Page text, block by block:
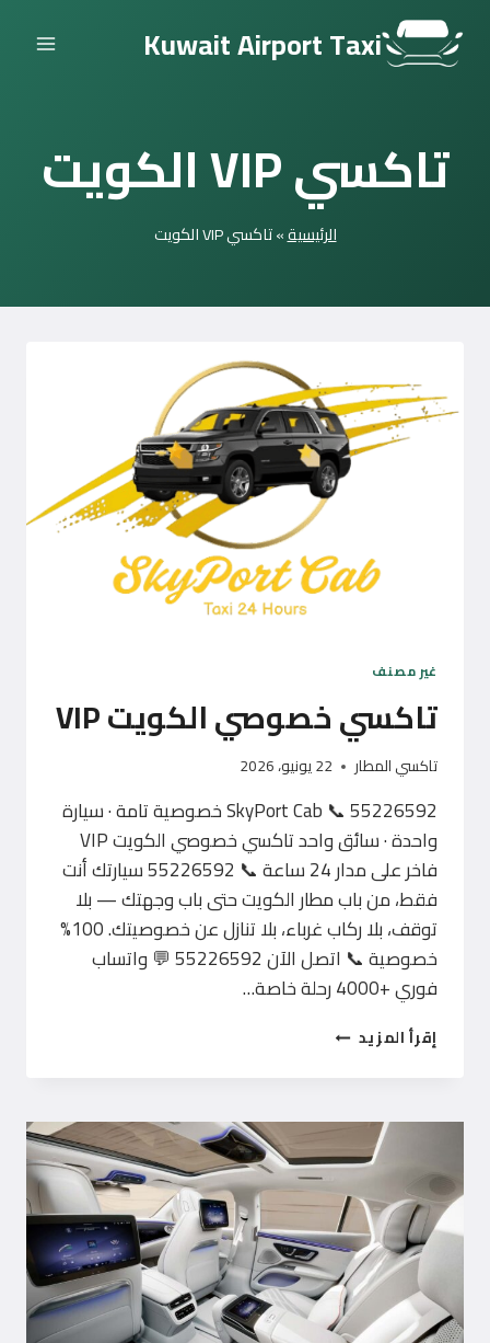
التجاوز
المحتوى
Kuwait Airport Taxi
تاكسي VIP الكويت
الرئيسية»تاكسي VIP الكويت
غير مصنف
تاكسي خصوصي الكويت VIP
تاكسي المطار 22 يونيو، 2026
SkyPort Cab 📞 55226592 خصوصية تامة · سيارة
واحدة · سائق واحد تاكسي خصوصي الكويت VIP
فاخر على مدار 24 ساعة 📞 55226592 سيارتك أنت
فقط، من باب مطار الكويت حتى باب وجهتك — بلا
توقف، بلا ركاب غرباء، بلا تنازل عن خصوصيتك. 100%
خصوصية 📞 اتصل الآن 55226592 💬 واتساب
فوري +4000 رحلة خاصة…
إقرأ المزيد تاكسي